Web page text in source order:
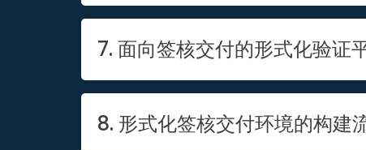
7. 面向签核交付的形式化验证
8. 形式化签核交付环境的构建